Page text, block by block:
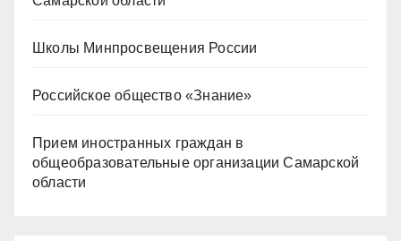
Школы Минпросвещения России
Российское общество «Знание»
Прием иностранных граждан в
общеобразовательные организации Самарской
области